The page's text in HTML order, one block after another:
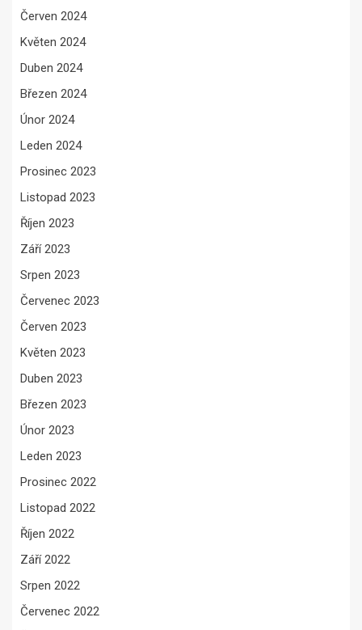
Červen 2024
Květen 2024
Duben 2024
Březen 2024
Únor 2024
Leden 2024
Prosinec 2023
Listopad 2023
Říjen 2023
Září 2023
Srpen 2023
Červenec 2023
Červen 2023
Květen 2023
Duben 2023
Březen 2023
Únor 2023
Leden 2023
Prosinec 2022
Listopad 2022
Říjen 2022
Září 2022
Srpen 2022
Červenec 2022